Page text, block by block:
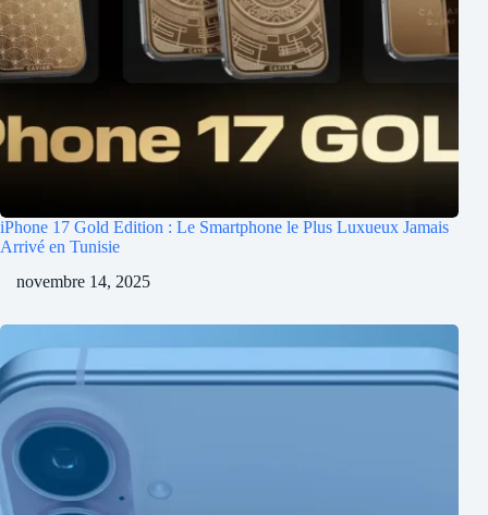
iPhone 17 Gold Edition : Le Smartphone le Plus Luxueux Jamais
Arrivé en Tunisie
novembre 14, 2025